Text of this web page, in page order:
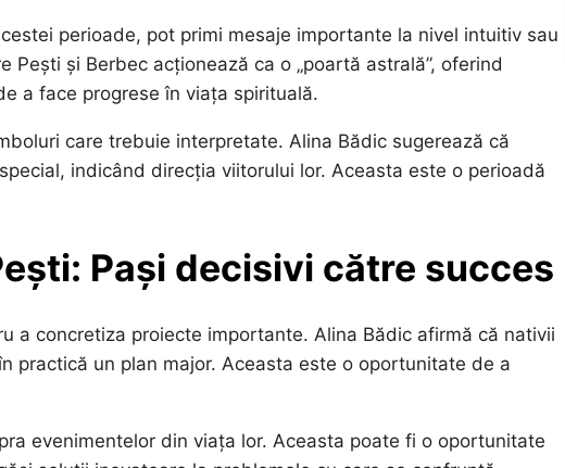
perioade, pot primi mesaje importante la nivel intuitiv sau
și Berbec acționează ca o „poartă astrală”, oferind
a face progrese în viața spirituală.
care trebuie interpretate. Alina Bădic sugerează că
indicând direcția viitorului lor. Aceasta este o perioadă
Pași decisivi către succes
a concretiza proiecte importante. Alina Bădic afirmă că nativii
practică un plan major. Aceasta este o oportunitate de a
evenimentelor din viața lor. Aceasta poate fi o oportunitate